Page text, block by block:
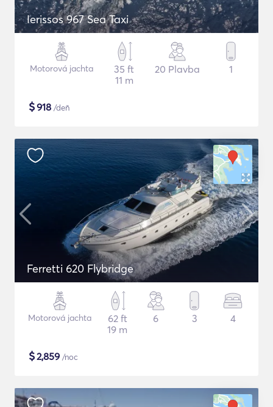
Ierissos 967 Sea Taxi
Motorová jachta
35 ft
11 m
20 Plavba 1
$918 /deň
Ferretti 620 Flybridge
Motorová jachta
62 ft
19 m
6 3 4
$2,859 /noc